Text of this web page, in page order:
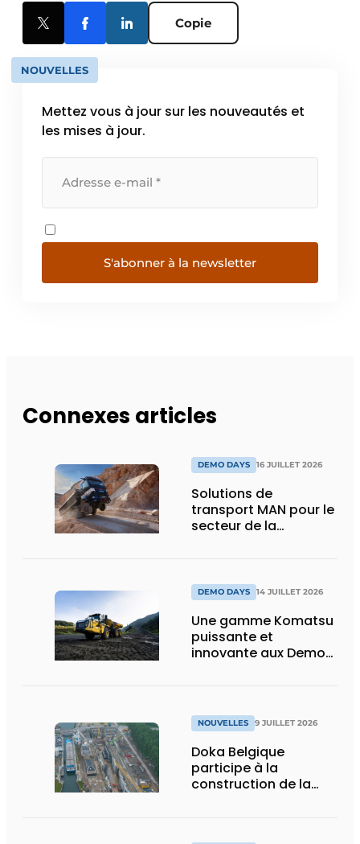
Copie
NOUVELLES
Mettez vous à jour sur les nouveautés et
les mises à jour.
S'abonner à la newsletter
Connexes articles
DEMO DAYS 16 JUILLET 2026
Solutions de
transport MAN pour le
secteur de la
DEMO DAYS 14 JUILLET 2026
Une gamme Komatsu
puissante et
innovante aux Demo
NOUVELLES 9 JUILLET 2026
Doka Belgique
participe à la
construction de la